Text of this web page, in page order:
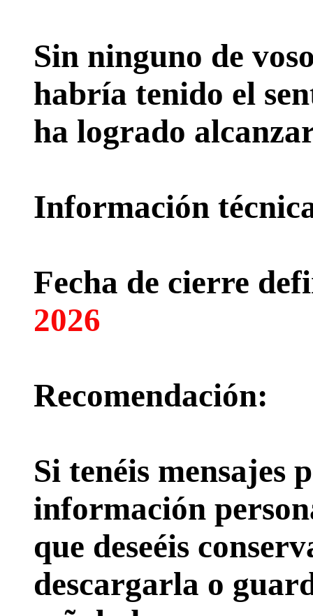
Sin ninguno de
habría tenido el
ha logrado
Información
Fecha de cierre
2026
Recomendación:
Si tenéis mensajes
información
que deseéis
descargarla o